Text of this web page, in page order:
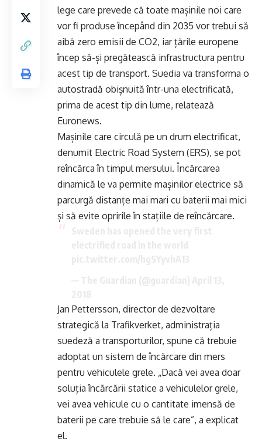
lege care prevede că toate mașinile noi care
vor fi produse începând din 2035 vor trebui să
aibă zero emisii de CO2, iar țările europene
încep să-și pregătească infrastructura pentru
acest tip de transport. Suedia va transforma o
autostradă obișnuită într-una electrificată,
prima de acest tip din lume, relatează
Euronews.
Mașinile care circulă pe un drum electrificat,
denumit Electric Road System (ERS), se pot
reîncărca în timpul mersului. Încărcarea
dinamică le va permite mașinilor electrice să
parcurgă distanțe mai mari cu baterii mai mici
și să evite opririle în stațiile de reîncărcare.
Jan Pettersson, director de dezvoltare
strategică la Trafikverket, administrația
suedeză a transporturilor, spune că trebuie
adoptat un sistem de încărcare din mers
pentru vehiculele grele. „Dacă vei avea doar
soluția încărcării statice a vehiculelor grele,
vei avea vehicule cu o cantitate imensă de
baterii pe care trebuie să le care”, a explicat
el.